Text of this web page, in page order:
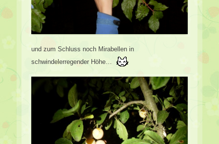
und zum Schluss noch Mirabellen in
schwindelerregender Höhe…